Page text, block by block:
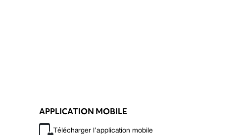
APPLICATION MOBILE
Télécharger l’application mobile